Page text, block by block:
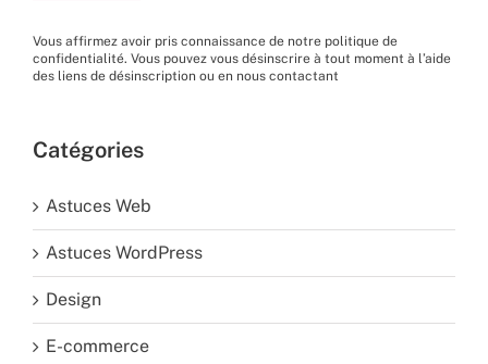
Vous affirmez avoir pris connaissance de notre politique de
confidentialité. Vous pouvez vous désinscrire à tout moment à l’aide
des liens de désinscription ou en nous contactant
Catégories
Astuces Web
Astuces WordPress
Design
E-commerce